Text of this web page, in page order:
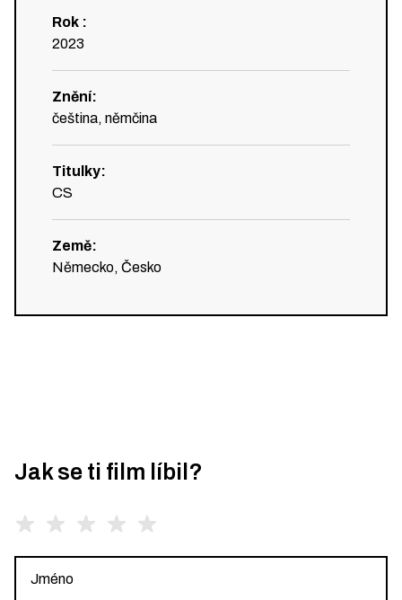
Rok :
2023
Znění:
čeština, němčina
Titulky:
CS
Země:
Německo, Česko
Jak se ti film líbil?